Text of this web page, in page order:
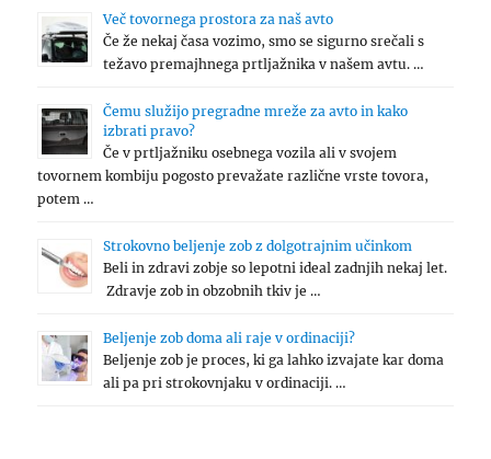
Več tovornega prostora za naš avto
Če že nekaj časa vozimo, smo se sigurno srečali s
težavo premajhnega prtljažnika v našem avtu. …
Čemu služijo pregradne mreže za avto in kako
izbrati pravo?
Če v prtljažniku osebnega vozila ali v svojem
tovornem kombiju pogosto prevažate različne vrste tovora,
potem …
Strokovno beljenje zob z dolgotrajnim učinkom
Beli in zdravi zobje so lepotni ideal zadnjih nekaj let.
Zdravje zob in obzobnih tkiv je …
Beljenje zob doma ali raje v ordinaciji?
Beljenje zob je proces, ki ga lahko izvajate kar doma
ali pa pri strokovnjaku v ordinaciji. …